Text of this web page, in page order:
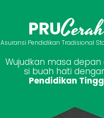
PRUCerah
Asuransi Pendidikan Tradisional
Wujudkan masa depan
si buah hati
Pendidikan